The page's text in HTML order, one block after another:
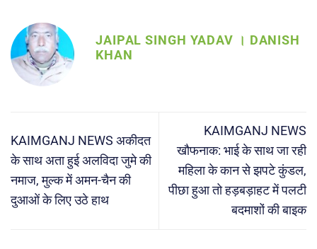
JAIPAL SINGH YADAV । DANISH
KHAN
KAIMGANJ NEWS अकीदत
के साथ अता हुई अलविदा जुमे की
नमाज, मुल्क में अमन-चैन की
दुआओं के लिए उठे हाथ
KAIMGANJ NEWS
खौफनाक: भाई के साथ जा रही
महिला के कान से झपटे कुंडल,
पीछा हुआ तो हड़बड़ाहट में पलटी
बदमाशों की बाइक